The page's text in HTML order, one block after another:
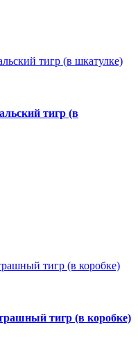
тигр (в
тигр (в коробке)